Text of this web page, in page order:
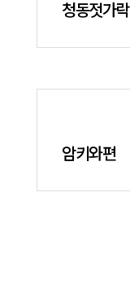
청동젓가락
암키와편